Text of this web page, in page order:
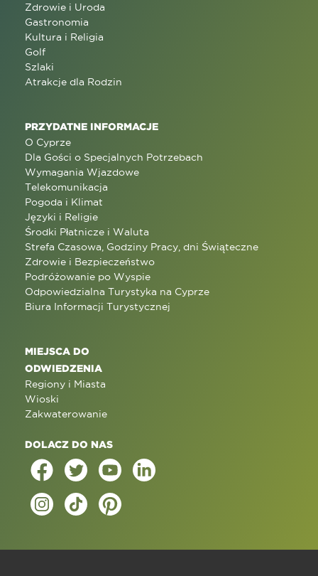
Zdrowie i Uroda
Gastronomia
Kultura i Religia
Golf
Szlaki
Atrakcje dla Rodzin
PRZYDATNE INFORMACJE
O Cyprze
Dla Gości o Specjalnych Potrzebach
Wymagania Wjazdowe
Telekomunikacja
Pogoda i Klimat
Języki i Religie
Środki Płatnicze i Waluta
Strefa Czasowa, Godziny Pracy, dni Świąteczne
Zdrowie i Bezpieczeństwo
Podróżowanie po Wyspie
Odpowiedzialna Turystyka na Cyprze
Biura Informacji Turystycznej
MIEJSCA DO
ODWIEDZENIA
Regiony i Miasta
Wioski
Zakwaterowanie
DOLACZ DO NAS